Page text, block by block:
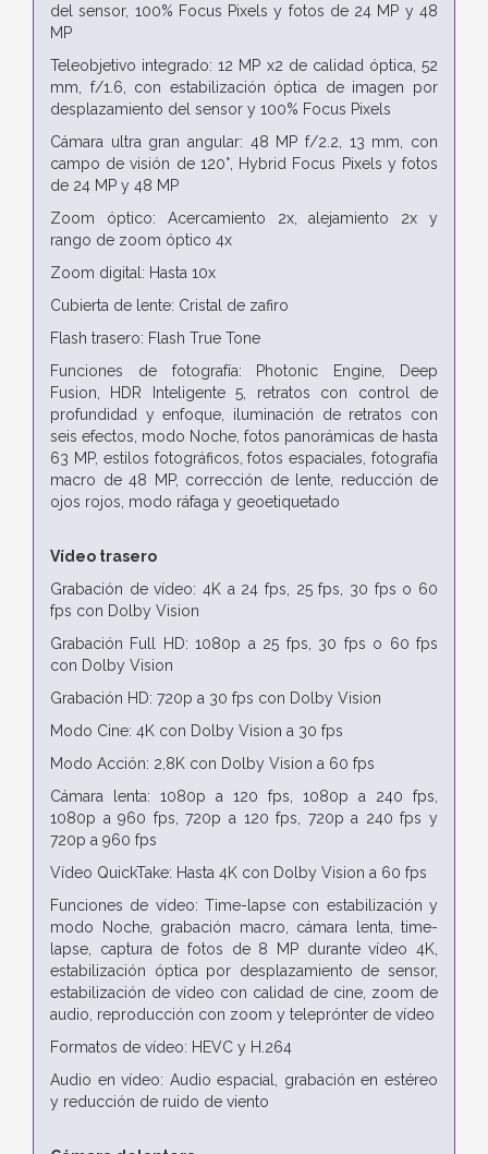
del sensor, 100% Focus Pixels y fotos de 24 MP y 48
MP
Teleobjetivo integrado: 12 MP x2 de calidad óptica, 52
mm, f/1.6, con estabilización óptica de imagen por
desplazamiento del sensor y 100% Focus Pixels
Cámara ultra gran angular: 48 MP f/2.2, 13 mm, con
campo de visión de 120°, Hybrid Focus Pixels y fotos
de 24 MP y 48 MP
Zoom óptico: Acercamiento 2x, alejamiento 2x y
rango de zoom óptico 4x
Zoom digital: Hasta 10x
Cubierta de lente: Cristal de zafiro
Flash trasero: Flash True Tone
Funciones de fotografía: Photonic Engine, Deep
Fusion, HDR Inteligente 5, retratos con control de
profundidad y enfoque, iluminación de retratos con
seis efectos, modo Noche, fotos panorámicas de hasta
63 MP, estilos fotográficos, fotos espaciales, fotografía
macro de 48 MP, corrección de lente, reducción de
ojos rojos, modo ráfaga y geoetiquetado
Vídeo trasero
Grabación de vídeo: 4K a 24 fps, 25 fps, 30 fps o 60
fps con Dolby Vision
Grabación Full HD: 1080p a 25 fps, 30 fps o 60 fps
con Dolby Vision
Grabación HD: 720p a 30 fps con Dolby Vision
Modo Cine: 4K con Dolby Vision a 30 fps
Modo Acción: 2,8K con Dolby Vision a 60 fps
Cámara lenta: 1080p a 120 fps, 1080p a 240 fps,
1080p a 960 fps, 720p a 120 fps, 720p a 240 fps y
720p a 960 fps
Vídeo QuickTake: Hasta 4K con Dolby Vision a 60 fps
Funciones de vídeo: Time-lapse con estabilización y
modo Noche, grabación macro, cámara lenta, time-
lapse, captura de fotos de 8 MP durante vídeo 4K,
estabilización óptica por desplazamiento de sensor,
estabilización de vídeo con calidad de cine, zoom de
audio, reproducción con zoom y teleprónter de vídeo
Formatos de vídeo: HEVC y H.264
Audio en vídeo: Audio espacial, grabación en estéreo
y reducción de ruido de viento